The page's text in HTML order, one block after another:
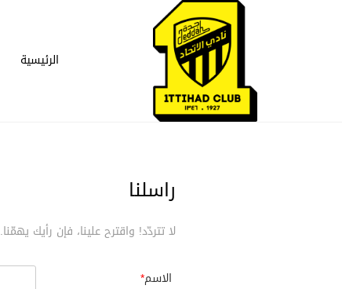
الرئيسية
راسلنا
لا تتردّد! واقترح علينا، فإن رأيك يهمّنا.
الاسم